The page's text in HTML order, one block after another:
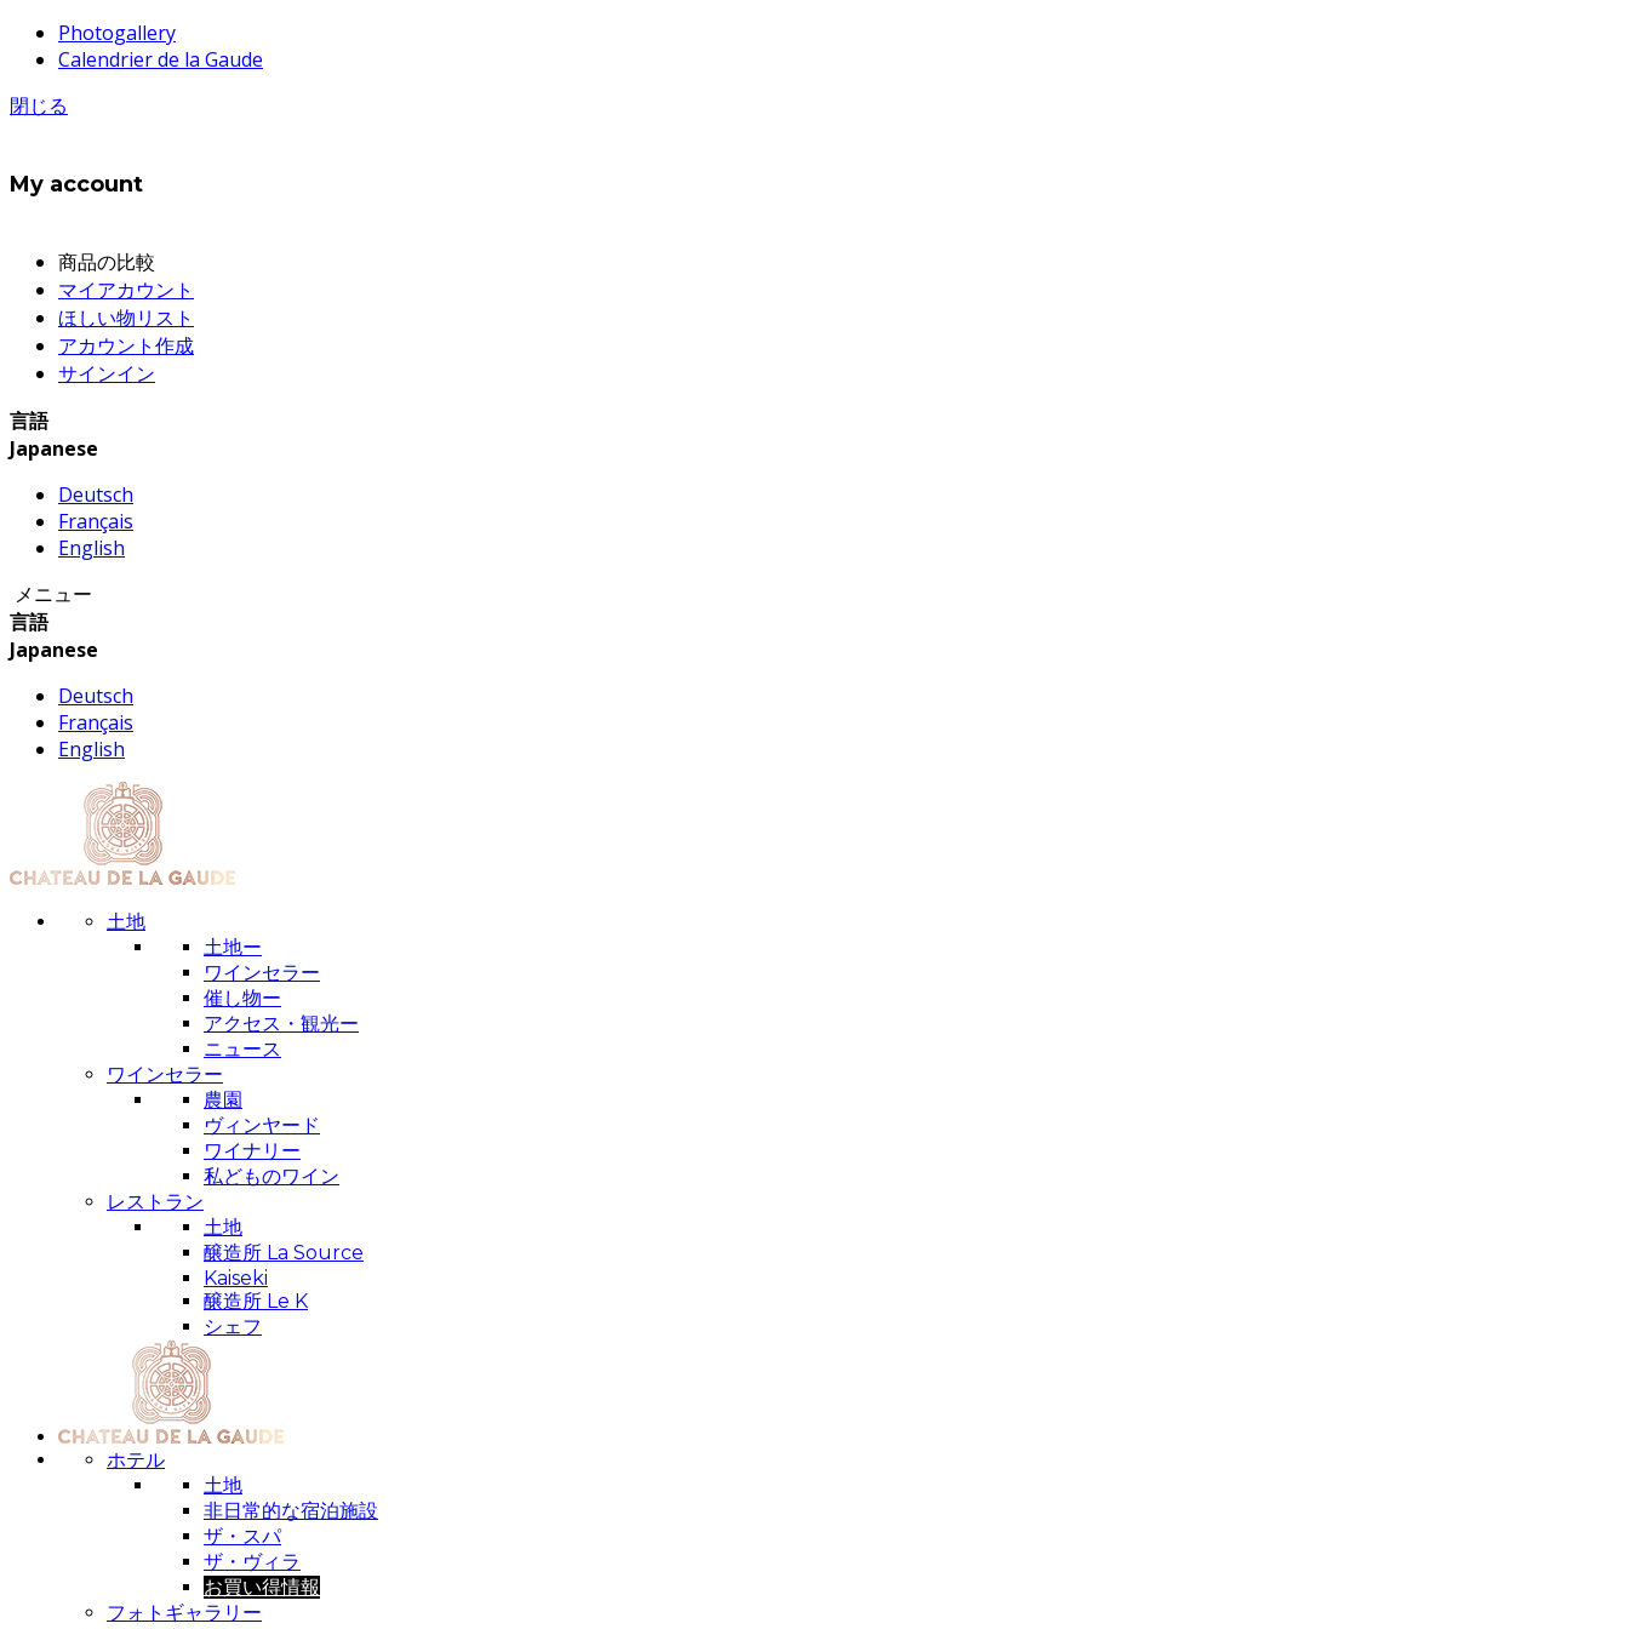
Photogallery
Calendrier de la Gaude
閉じる
My account
商品の比較
マイアカウント
ほしい物リスト
アカウント作成
サインイン
言語
Japanese
Deutsch
Français
English
メニュー
言語
Japanese
Deutsch
Français
English
土地
土地ー
ワインセラー
催し物ー
アクセス・観光ー
ニュース
ワインセラー
農園
ヴィンヤード
ワイナリー
私どものワイン
レストラン
土地
醸造所 La Source
Kaiseki
醸造所 Le K
シェフ
ホテル
土地
非日常的な宿泊施設
ザ・スパ
ザ・ヴィラ
お買い得情報
フォトギャラリー